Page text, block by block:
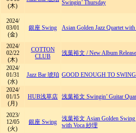
(木)
Swingin’ Thursday
2024/
03/01
(金)
銀座 Swing Asian Golden Jazz Quartet
2024/
02/22
(木)
COTTON
CLUB
浅葉裕文 /New Album
2024/
01/31
(水)
Jazz Bar 琥珀 GOOD ENOUGH TO
2024/
01/15
(月)
HUB浅草店 浅葉裕文 Swingin’ Guitar
2023/
12/05
(火)
銀座 Swing
浅葉裕文 Asian Golden Swing
with Voca 紗理